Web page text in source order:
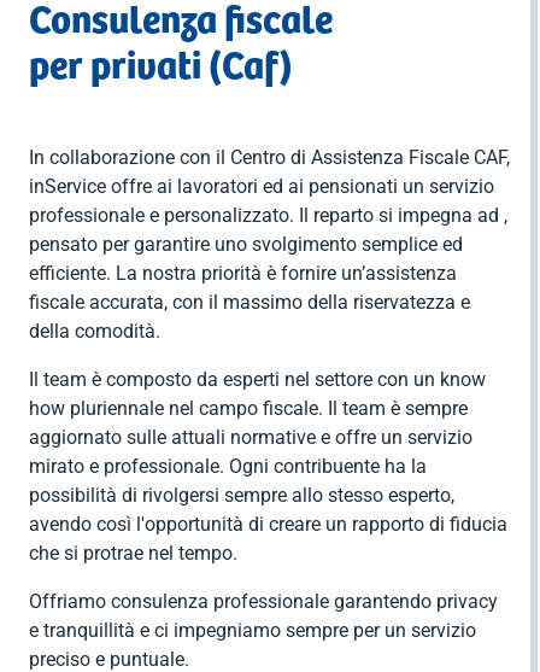
ambiente e
Formazione
societaria 
Consulenza
fiscale per
privati
(Caf)

 indietro
Contributi
Software
 indietro
 indietro
 indietro
indietro
RENTRI
batterie
Imballaggi
 indietro
bilaterale per
(EBK)
 indietro
privati
Dichiarazione
dei redditi
Consulenza fiscale
per privati (Caf)
In collaborazione con il Centro di Assistenza Fiscale CAF,
inService offre ai lavoratori ed ai pensionati un servizio
professionale e personalizzato. Il reparto si impegna ad ,
pensato per garantire uno svolgimento semplice ed
efficiente. La nostra priorità è fornire un’assistenza
fiscale accurata, con il massimo della riservatezza e
della comodità.
Il team è composto da esperti nel settore con un know
how pluriennale nel campo fiscale. Il team è sempre
aggiornato sulle attuali normative e offre un servizio
mirato e professionale. Ogni contribuente ha la
possibilità di rivolgersi sempre allo stesso esperto,
avendo così l'opportunità di creare un rapporto di fiducia
che si protrae nel tempo.
Offriamo consulenza professionale garantendo privacy
e tranquillità e ci impegniamo sempre per un servizio
preciso e puntuale.